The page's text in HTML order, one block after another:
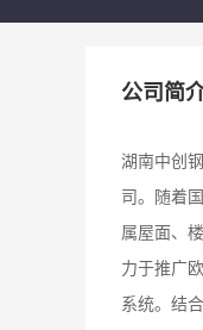
公司简
湖南中创
司。随着
属屋面、
力于推广
系统。结